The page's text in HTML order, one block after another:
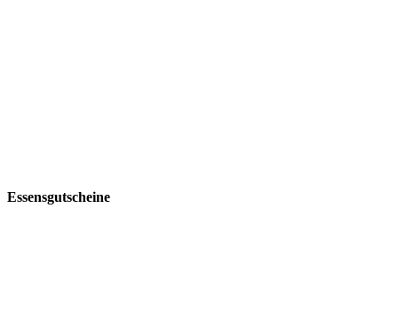
Essensgutscheine